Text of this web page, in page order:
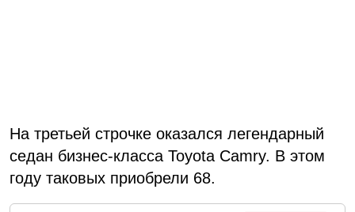
На третьей строчке оказался легендарный
седан бизнес-класса Toyota Camry. В этом
году таковых приобрели 68.